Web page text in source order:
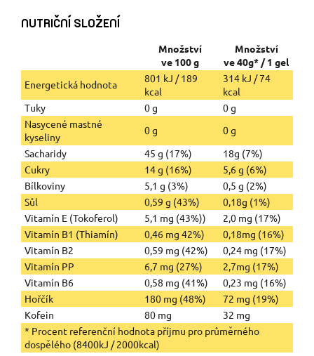
NUTRIČNÍ SLOŽENÍ
Množství
ve 100 g
Množství
ve 40g* / 1 gel
Energetická hodnota
801 kJ / 189
kcal
314 kJ / 74
kcal
Tuky
0 g
0 g
Nasycené mastné
kyseliny
0 g
0 g
Sacharidy
45 g (17%)
18g (7%)
Cukry
14 g (16%)
5,6 g (6%)
Bílkoviny
5,1 g (3%)
0,5 g (2%)
Sůl
0,59 g (43%)
0,18g (1%)
Vitamín E (Tokoferol)
5,1 mg (43%))
2,0 mg (17%)
Vitamín B1 (Thiamín)
0,46 mg 42%)
0,18mg (16%)
Vitamín B2
0,59 mg (42%)
0,24 mg (17%)
Vitamín PP
6,7 mg (27%)
2,7mg (17%)
Vitamín B6
0,58 mg (41%)
0,23 mg (16%)
Hořčík
180 mg (48%)
72 mg (19%)
Kofein
80 mg
32 mg
* Procent referenční hodnota příjmu pro průměrného
dospělého (8400kJ / 2000kcal)